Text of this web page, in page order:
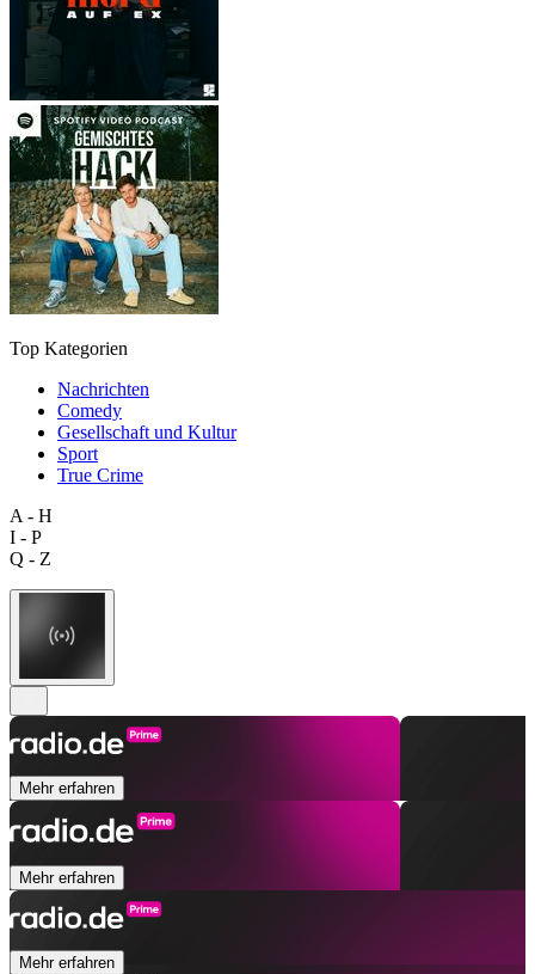
Top Kategorien
Nachrichten
Comedy
Gesellschaft und Kultur
Sport
True Crime
A - H
I - P
Q - Z
Mehr erfahren
Mehr erfahren
Mehr erfahren